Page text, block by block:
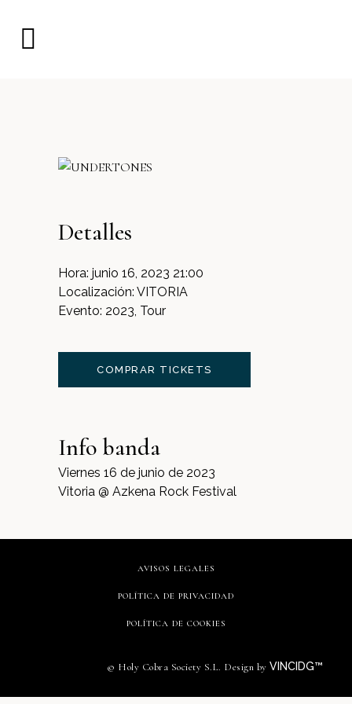
Detalles
Hora: junio 16, 2023 21:00
Localización: VITORIA
Evento: 2023, Tour
COMPRAR TICKETS
Info banda
Viernes 16 de junio de 2023
Vitoria @ Azkena Rock Festival
AVISOS LEGALES
POLÍTICA DE PRIVACIDAD
POLÍTICA DE COOKIES
© Holy Cobra Society S.L. Design by VINCIDG™